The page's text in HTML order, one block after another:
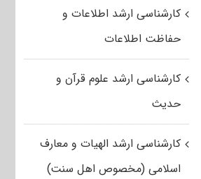
کارشناسی ارشد اطلاعات و
حفاظت اطلاعات
کارشناسی ارشد علوم قرآن و
حدیث
کارشناسی ارشد الهیات و معارف
اسلامی (مخصوص اهل سنت)